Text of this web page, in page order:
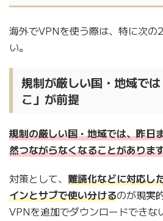
海外でVPNを使う際は、特に次の
い。
規制が厳しい国・地域で
こ」が前提
規制の厳しい国・地域では、昨日
然つながらなくなることがありま
対策として、 難読化などに対応し
インとサブで使い分けるのが現実
VPNを追加でダウンロードできな